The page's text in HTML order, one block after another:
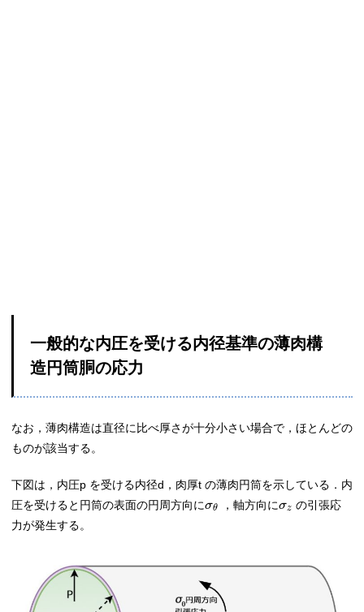
一般的な内圧を受ける内径基準の薄肉構
造円筒胴の応力
なお，薄肉構造は直径に比べ厚さが十分小さい場合で，ほとんどの
ものが該当する。
下図は，内圧p を受ける内径d，肉厚t の薄肉円筒を示している．内
圧を受けると円筒の表面の円周方向にσθ ，軸方向にσz の引張応
力が発生する。